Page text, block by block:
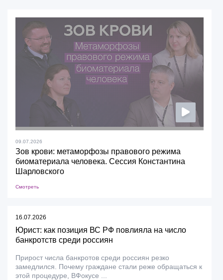
09.07.2026
Зов крови: метаморфозы правового режима
биоматериала человека. Сессия Константина
Шарловского
Смотреть
16.07.2026
Юрист: как позиция ВС РФ повлияла на число
банкротств среди россиян
Прирост числа банкротов среди россиян резко
замедлился. Почему граждане стали реже обращаться к
этой процедуре, ВФокусе ...